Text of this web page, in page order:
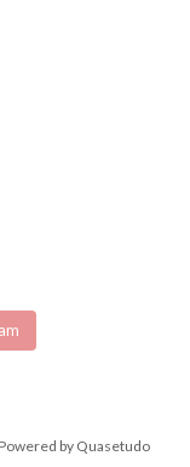
Powered by Quasetudo